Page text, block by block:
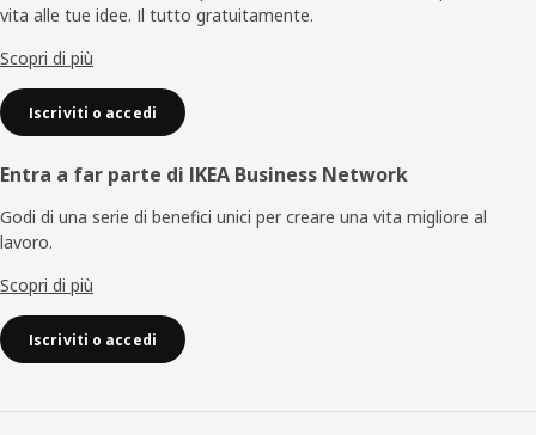
pagina
vita alle tue idee. Il tutto gratuitamente.
Scopri di più
Iscriviti o accedi
Entra a far parte di IKEA Business Network
Godi di una serie di benefici unici per creare una vita migliore al
lavoro.
Scopri di più
Iscriviti o accedi